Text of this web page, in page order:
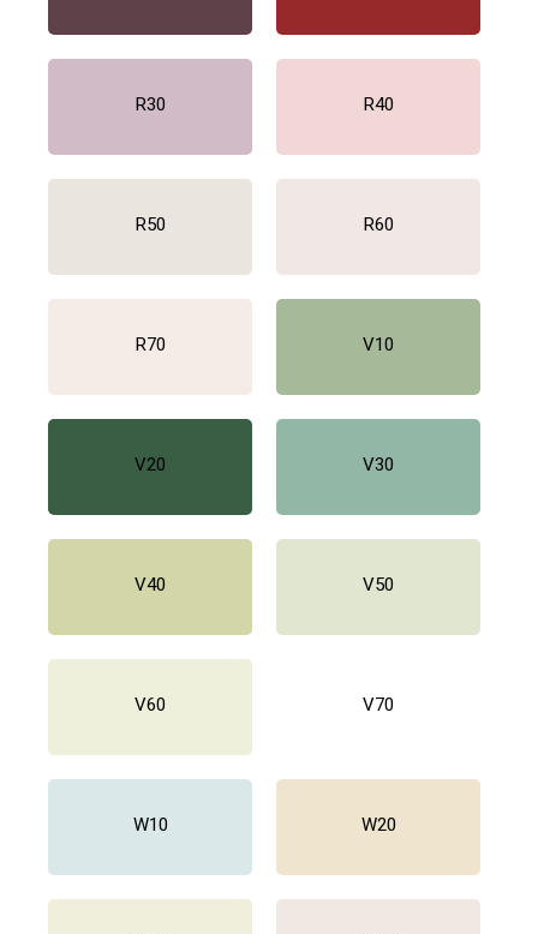
R30 R40
R50 R60
R70 V10
V20 V30
V40 V50
V60 V70
W10 W20